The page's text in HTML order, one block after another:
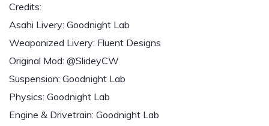
Credits:
Asahi Livery: Goodnight Lab
Weaponized Livery: Fluent Designs
Original Mod: @SlideyCW
Suspension: Goodnight Lab
Physics: Goodnight Lab
Engine & Drivetrain: Goodnight Lab